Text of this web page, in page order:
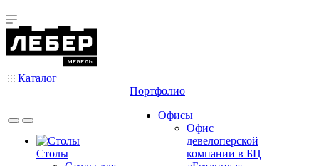
Каталог
Столы
Портфолио
Офисы
Офис
девелоперской
компании в БЦ